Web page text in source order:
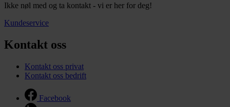
Ikke nøl med og ta kontakt - vi er her for deg!
Kundeservice
Kontakt oss
Kontakt oss privat
Kontakt oss bedrift
Facebook